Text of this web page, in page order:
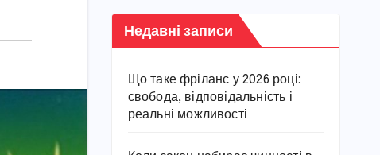
Недавні записи
Що таке фріланс у 2026 році:
свобода, відповідальність і
реальні можливості